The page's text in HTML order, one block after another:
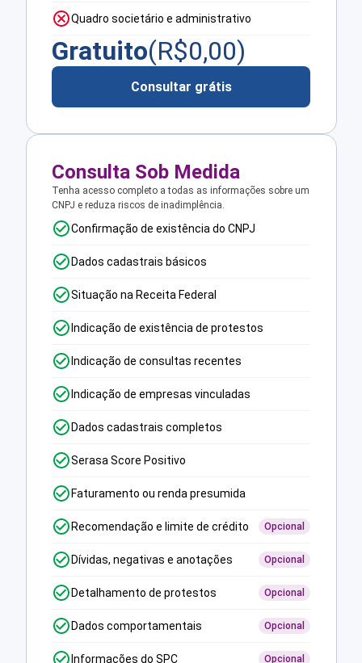
Quadro societário e administrativo
Gratuito(R$0,00)
Consultar grátis
Consulta Sob Medida
Tenha acesso completo a todas as informações sobre um
CNPJ e reduza riscos de inadimplência.
Confirmação de existência do CNPJ
Dados cadastrais básicos
Situação na Receita Federal
Indicação de existência de protestos
Indicação de consultas recentes
Indicação de empresas vinculadas
Dados cadastrais completos
Serasa Score Positivo
Faturamento ou renda presumida
Recomendação e limite de crédito Opcional
Dívidas, negativas e anotações Opcional
Detalhamento de protestos Opcional
Dados comportamentais Opcional
Informações do SPC Opcional